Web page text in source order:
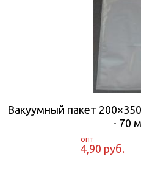
Вакуумный пакет
- 70
4,90 руб.